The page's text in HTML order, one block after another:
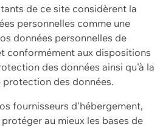
de ce site considèrent la
personnelles comme une
données personnelles de
conformément aux dispositions
des données ainsi qu'à la
des données.
fournisseurs d'hébergement,
au mieux les bases de